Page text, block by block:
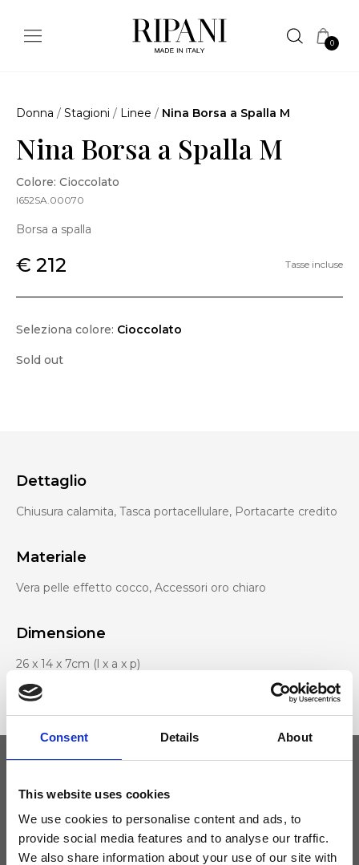
Consent Details About
This website uses cookies
We use cookies to personalise content and ads, to
provide social media features and to analyse our traffic.
We also share information about your use of our site with
0
Donna / Stagioni / Linee / Nina Borsa a Spalla M
Nina Borsa a Spalla M
Colore: Cioccolato
I652SA.00070
Borsa a spalla
€ 212 Tasse incluse
Seleziona colore: Cioccolato
Sold out
Dettaglio
Chiusura calamita, Tasca portacellulare, Portacarte credito
Materiale
Vera pelle effetto cocco, Accessori oro chiaro
Dimensione
26 x 14 x 7cm (l x a x p)
Tieniti aggiornato
Non perdere le novità di Ripani, iscriviti alla newsletter!